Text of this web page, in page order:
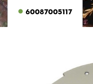
60087005117